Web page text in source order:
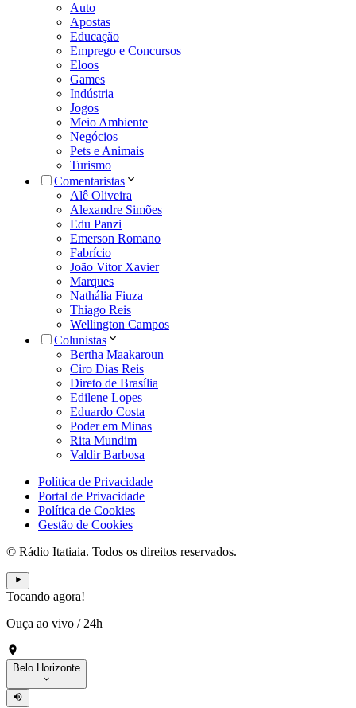
Auto
Apostas
Educação
Emprego e Concursos
Eloos
Games
Indústria
Jogos
Meio Ambiente
Negócios
Pets e Animais
Turismo
Comentaristas
Alê Oliveira
Alexandre Simões
Edu Panzi
Emerson Romano
Fabrício
João Vitor Xavier
Marques
Nathália Fiuza
Thiago Reis
Wellington Campos
Colunistas
Bertha Maakaroun
Ciro Dias Reis
Direto de Brasília
Edilene Lopes
Eduardo Costa
Poder em Minas
Rita Mundim
Valdir Barbosa
Política de Privacidade
Portal de Privacidade
Política de Cookies
Gestão de Cookies
© Rádio Itatiaia. Todos os direitos reservados.
Tocando agora!
Ouça ao vivo / 24h
Belo Horizonte